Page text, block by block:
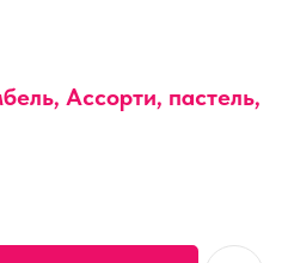
Ассорти, пастель,